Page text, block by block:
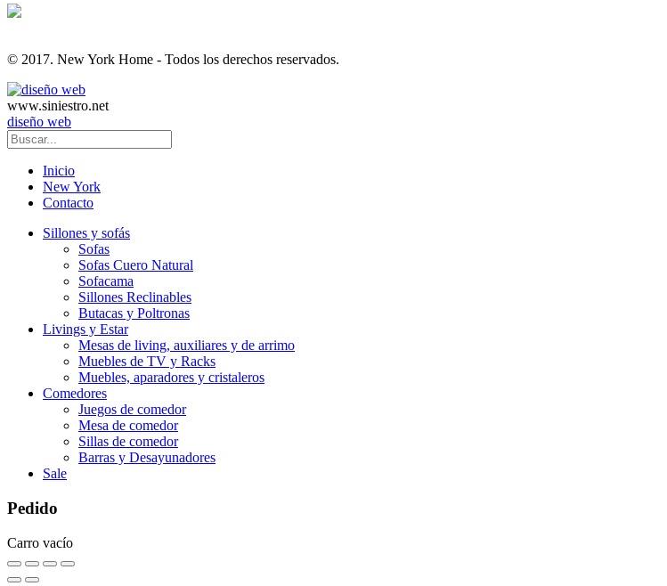
© 2017. New York Home - Todos los derechos reservados.
www.siniestro.net
diseño web
Inicio
New York
Contacto
Sillones y sofás
Sofas
Sofas Cuero Natural
Sofacama
Sillones Reclinables
Butacas y Poltronas
Livings y Estar
Mesas de living, auxiliares y de arrimo
Muebles de TV y Racks
Muebles, aparadores y cristaleros
Comedores
Juegos de comedor
Mesa de comedor
Sillas de comedor
Barras y Desayunadores
Sale
Pedido
Carro vacío